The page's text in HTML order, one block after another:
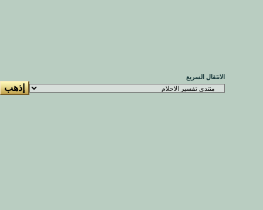
الانتقال السريع